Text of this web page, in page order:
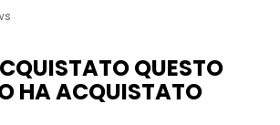
QUESTO
HA ACQUISTATO